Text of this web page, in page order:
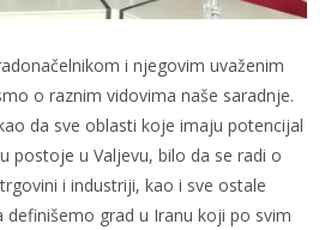
i njegovim uvaženim
o raznim vidovima naše saradnje.
da sve oblasti koje imaju potencijal
postoje u Valjevu, bilo da se radi o
i industriji, kao i sve ostale
definišemo grad u Iranu koji po svim